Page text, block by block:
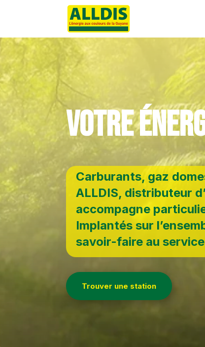
votre
Carburants, gaz
ALLDIS, distributeur
accompagne
Implantés sur
savoir-faire au
Trouver une station